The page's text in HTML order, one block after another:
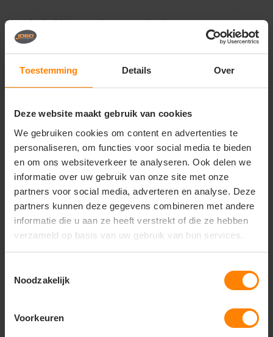
Toestemming Details Over
Deze website maakt gebruik van cookies
We gebruiken cookies om content en advertenties te
personaliseren, om functies voor social media te bieden
en om ons websiteverkeer te analyseren. Ook delen we
informatie over uw gebruik van onze site met onze
partners voor social media, adverteren en analyse. Deze
partners kunnen deze gegevens combineren met andere
informatie die u aan ze heeft verstrekt of die ze hebben
verzameld op basis van uw gebruik van hun services.
Noodzakelijk
Voorkeuren
Voor bedrukkingsresultaten maakt de
kwaliteit een merkbaar verschil.
Goedkopere hoodies hebben vaak een
ruwere textuur waardoor prints minder
scherp overkomen. Premium stoffen
bij intensief gebruik of wanneer de hoodies
je bedrijf representeren.
Hoe kan je besparen op de
kosten van bedrukte
hoodies?
Besparen op bedrukte hoodies begint bij
slim ontwerpen. Kies voor standaard
hoodie-kleuren zoals zwart, navy of grijs -
gradaties of schaduwen die de drukkosten
uitzien tegen lagere kosten.